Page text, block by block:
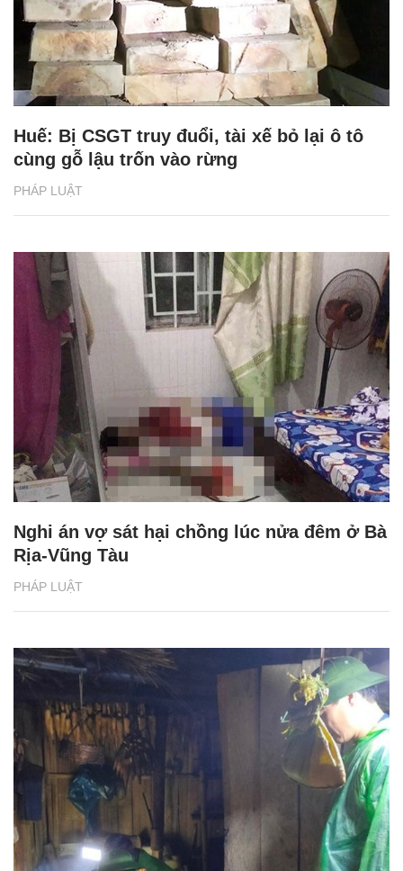
PHÁP LUẬT
Huế: Bị CSGT truy đuổi, tài xế bỏ lại ô tô
cùng gỗ lậu trốn vào rừng
PHÁP LUẬT
Nghi án vợ sát hại chồng lúc nửa đêm ở Bà
Rịa-Vũng Tàu